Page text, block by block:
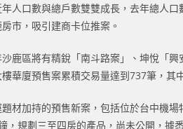
人口數與總戶數雙雙成長，去年總人
市，吸引建商卡位推案。
鹿區將有精銳「南斗路案」、坤悅「
華廈預售案累積交易量達到737筆，
材加持的預售新案，包括位於台中機
，規劃三至四房的產品，尚未公開，據